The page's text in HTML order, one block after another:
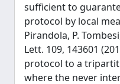
sufficient to
protocol by local
Pirandola, P.
Lett. 109, 143601
protocol to a
where the never